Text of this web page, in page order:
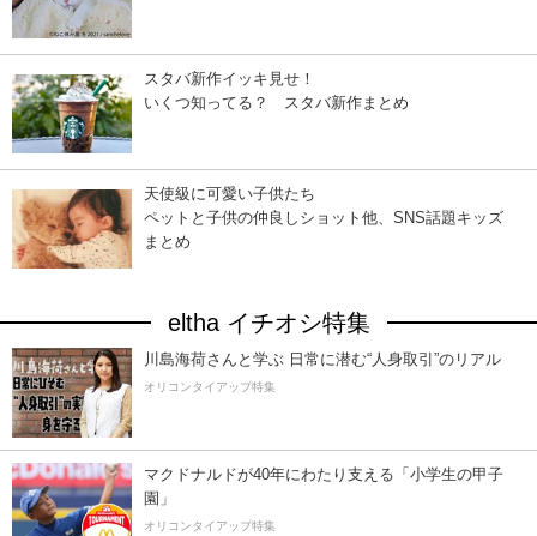
スタバ新作イッキ見せ！
いくつ知ってる？ スタバ新作まとめ
天使級に可愛い子供たち
ペットと子供の仲良しショット他、SNS話題キッズ
まとめ
eltha イチオシ特集
川島海荷さんと学ぶ 日常に潜む“人身取引”のリアル
オリコンタイアップ特集
マクドナルドが40年にわたり支える「小学生の甲子
園」
オリコンタイアップ特集